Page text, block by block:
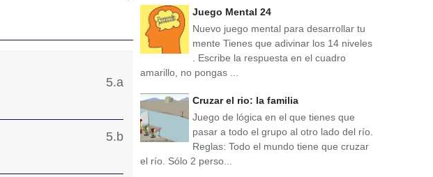
Juego Mental 24
Nuevo juego mental para desarrollar tu
mente Tienes que adivinar los 14 niveles
. Escribe la respuesta en el cuadro
amarillo, no pongas ...
Cruzar el rio: la familia
Juego de lógica en el que tienes que
pasar a todo el grupo al otro lado del río.
Reglas: Todo el mundo tiene que cruzar
el río. Sólo 2 perso...